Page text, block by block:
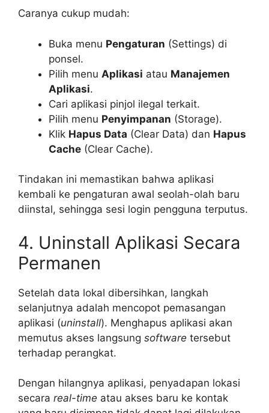
Caranya cukup mudah:
Buka menu Pengaturan (Settings) di
ponsel.
Pilih menu Aplikasi atau Manajemen
Aplikasi.
Cari aplikasi pinjol ilegal terkait.
Pilih menu Penyimpanan (Storage).
Klik Hapus Data (Clear Data) dan Hapus
Cache (Clear Cache).
Tindakan ini memastikan bahwa aplikasi
kembali ke pengaturan awal seolah-olah baru
diinstal, sehingga sesi login pengguna terputus.
4. Uninstall Aplikasi Secara
Permanen
Setelah data lokal dibersihkan, langkah
selanjutnya adalah mencopot pemasangan
aplikasi (uninstall). Menghapus aplikasi akan
memutus akses langsung software tersebut
terhadap perangkat.
Dengan hilangnya aplikasi, penyadapan lokasi
secara real-time atau akses baru ke kontak